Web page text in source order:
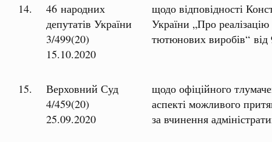
14.
46 народних
депутатів України
3/499(20)
15.10.2020
щодо відповідності
України „Про
тютюнових виробів“
15.
Верховний Суд
4/459(20)
25.09.2020
щодо офіційного
аспекті можливого
за вчинення